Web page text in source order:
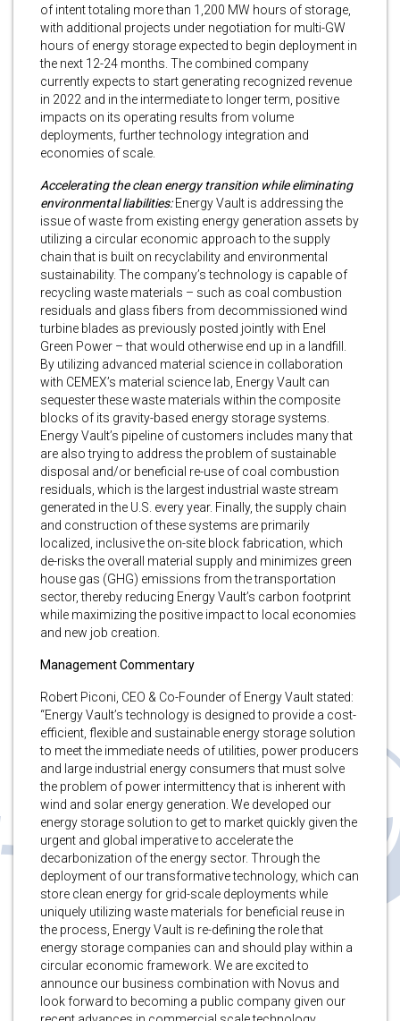
of intent totaling more than 1,200 MW hours of storage,
with additional projects under negotiation for multi-GW
hours of energy storage expected to begin deployment in
the next 12-24 months. The combined company
currently expects to start generating recognized revenue
in 2022 and in the intermediate to longer term, positive
impacts on its operating results from volume
deployments, further technology integration and
economies of scale.
Accelerating the clean energy transition while eliminating
environmental liabilities:Energy Vault is addressing the
issue of waste from existing energy generation assets by
utilizing a circular economic approach to the supply
chain that is built on recyclability and environmental
sustainability. The company’s technology is capable of
recycling waste materials – such as coal combustion
residuals and glass fibers from decommissioned wind
turbine blades as previously posted jointly with Enel
Green Power – that would otherwise end up in a landfill.
By utilizing advanced material science in collaboration
with CEMEX’s material science lab, Energy Vault can
sequester these waste materials within the composite
blocks of its gravity-based energy storage systems.
Energy Vault’s pipeline of customers includes many that
are also trying to address the problem of sustainable
disposal and/or beneficial re-use of coal combustion
residuals, which is the largest industrial waste stream
generated in the U.S. every year. Finally, the supply chain
and construction of these systems are primarily
localized, inclusive the on-site block fabrication, which
de-risks the overall material supply and minimizes green
house gas (GHG) emissions from the transportation
sector, thereby reducing Energy Vault’s carbon footprint
while maximizing the positive impact to local economies
and new job creation.
Management Commentary
Robert Piconi, CEO & Co-Founder of Energy Vault stated:
“Energy Vault’s technology is designed to provide a cost-
efficient, flexible and sustainable energy storage solution
to meet the immediate needs of utilities, power producers
and large industrial energy consumers that must solve
the problem of power intermittency that is inherent with
wind and solar energy generation. We developed our
energy storage solution to get to market quickly given the
urgent and global imperative to accelerate the
decarbonization of the energy sector. Through the
deployment of our transformative technology, which can
store clean energy for grid-scale deployments while
uniquely utilizing waste materials for beneficial reuse in
the process, Energy Vault is re-defining the role that
energy storage companies can and should play within a
circular economic framework. We are excited to
announce our business combination with Novus and
look forward to becoming a public company given our